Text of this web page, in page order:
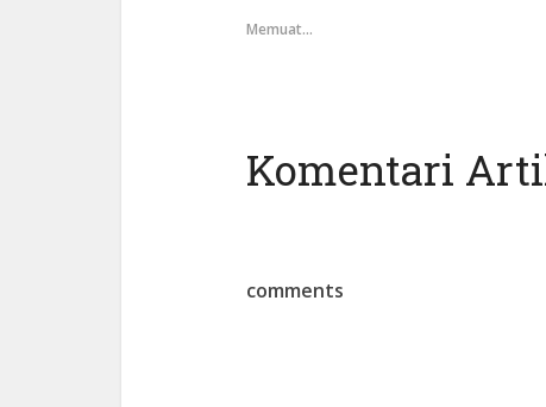
Memuat...
Komentari
comments